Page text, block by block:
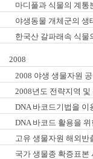
마디풀과 식물의 계통
야생동물 개체군의 생
한국산 갈파래속 식물
2008
2008 야생 생물자원
2008년도 전략지역
DNA 바코드기법을 이
: I. 꿀풀과
DNA 바코드 활용을
고유 생물자원 해외반
국가 생물종 확증표본